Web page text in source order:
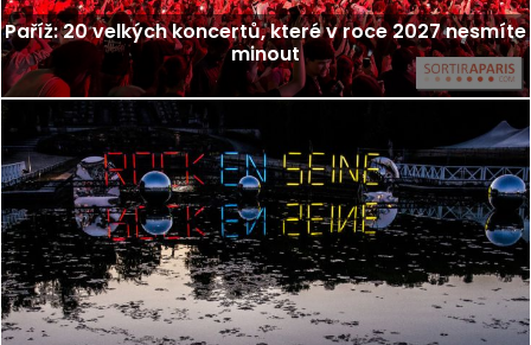
Paříž: 20 velkých koncertů, které v roce 2027 nesmíte
minout